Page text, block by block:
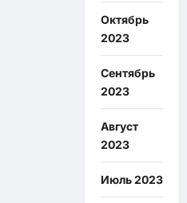
Октябрь
2023
Сентябрь
2023
Август
2023
Июль 2023